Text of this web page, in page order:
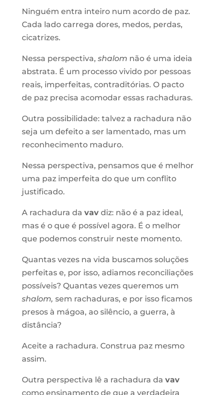
Ninguém entra inteiro num acordo de paz.
Cada lado carrega dores, medos, perdas,
cicatrizes.
Nessa perspectiva, shalom não é uma ideia
abstrata. É um processo vivido por pessoas
reais, imperfeitas, contraditórias. O pacto
de paz precisa acomodar essas rachaduras.
Outra possibilidade: talvez a rachadura não
seja um defeito a ser lamentado, mas um
reconhecimento maduro.
Nessa perspectiva, pensamos que é melhor
uma paz imperfeita do que um conflito
justificado.
A rachadura da vavdiz: não é a paz ideal,
mas é o que é possível agora. É o melhor
que podemos construir neste momento.
Quantas vezes na vida buscamos soluções
perfeitas e, por isso, adiamos reconciliações
possíveis? Quantas vezes queremos um
shalom, sem rachaduras, e por isso ficamos
presos à mágoa, ao silêncio, a guerra, à
distância?
Aceite a rachadura. Construa paz mesmo
assim.
Outra perspectiva lê a rachadura da vav
como ensinamento de que a verdadeira